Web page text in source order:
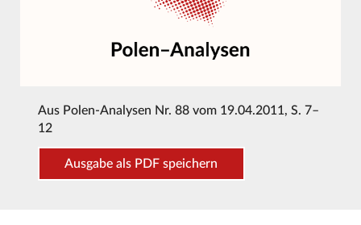
Aus Polen-Analysen Nr. 88 vom 19.04.2011, S. 7–
12
Ausgabe als PDF speichern